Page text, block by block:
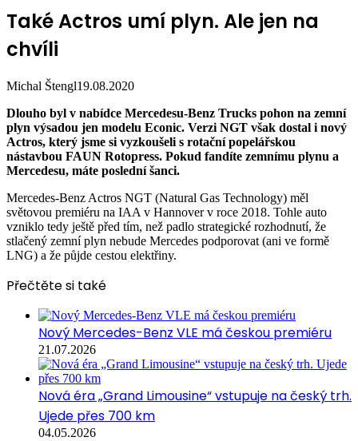
Také Actros umí plyn. Ale jen na
chvíli
Michal Štengl19.08.2020
Dlouho byl v nabídce Mercedesu-Benz Trucks pohon na zemní
plyn výsadou jen modelu Econic. Verzi NGT však dostal i nový
Actros, který jsme si vyzkoušeli s rotační popelářskou
nástavbou FAUN Rotopress. Pokud fandíte zemnímu plynu a
Mercedesu, máte poslední šanci.
Mercedes-Benz Actros NGT (Natural Gas Technology) měl
světovou premiéru na IAA v Hannover v roce 2018. Tohle auto
vzniklo tedy ještě před tím, než padlo strategické rozhodnutí, že
stlačený zemní plyn nebude Mercedes podporovat (ani ve formě
LNG) a že půjde cestou elektřiny.
Přečtěte si také
Nový Mercedes-Benz VLE má českou premiéru
21.07.2026
Nová éra „Grand Limousine“ vstupuje na český trh.
Ujede přes 700 km
04.05.2026